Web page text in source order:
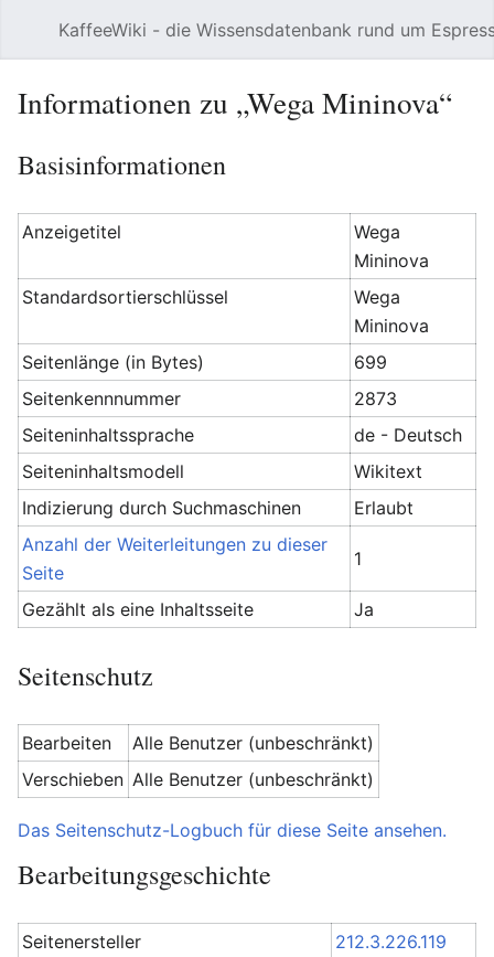
KaffeeWiki - die Wissensdatenbank rund um
Informationen zu „Wega Mininova“
Basisinformationen
Anzeigetitel
Wega
Mininova
Standardsortierschlüssel
Wega
Mininova
Seitenlänge (in Bytes)
699
Seitenkennnummer
2873
Seiteninhaltssprache
de - Deutsch
Seiteninhaltsmodell
Wikitext
Indizierung durch Suchmaschinen
Erlaubt
Anzahl der Weiterleitungen zu dieser
Seite
1
Gezählt als eine Inhaltsseite Ja
Seitenschutz
Bearbeiten
Alle Benutzer (unbeschränkt)
Verschieben Alle Benutzer (unbeschränkt)
Das Seitenschutz-Logbuch für diese Seite ansehen.
Bearbeitungsgeschichte
Seitenersteller
212.3.226.119